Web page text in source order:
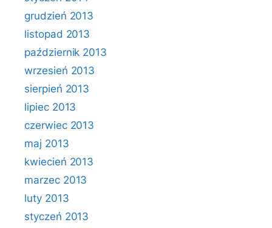
grudzień 2013
listopad 2013
październik 2013
wrzesień 2013
sierpień 2013
lipiec 2013
czerwiec 2013
maj 2013
kwiecień 2013
marzec 2013
luty 2013
styczeń 2013